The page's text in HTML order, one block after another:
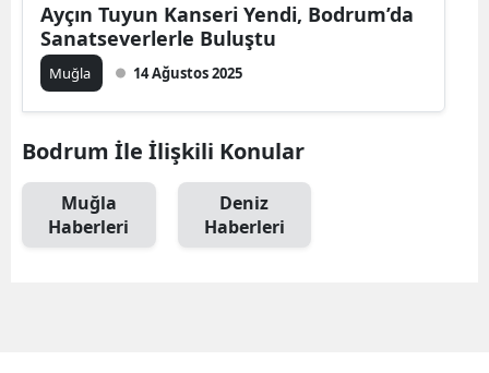
Ayçın Tuyun Kanseri Yendi, Bodrum’da
Sanatseverlerle Buluştu
Muğla 14 Ağustos 2025
Bodrum İle İlişkili Konular
Muğla
Haberleri
Deniz
Haberleri